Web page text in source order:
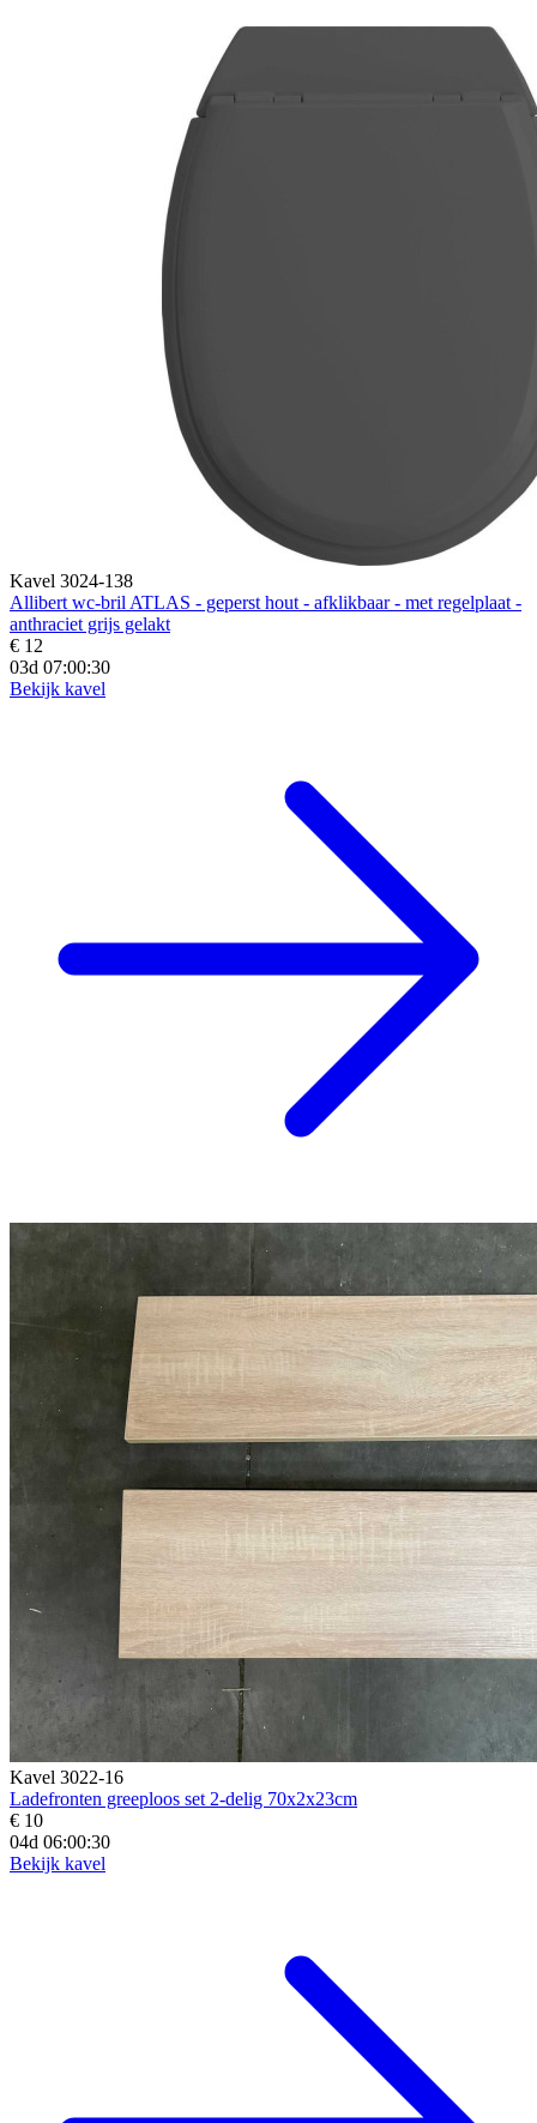
Kavel 3024-138
Allibert wc-bril ATLAS - geperst hout - afklikbaar - met regelplaat -
anthraciet grijs gelakt
€ 12
03d 07:00:28
Bekijk kavel
Kavel 3022-16
Ladefronten greeploos set 2-delig 70x2x23cm
€ 10
04d 06:00:28
Bekijk kavel